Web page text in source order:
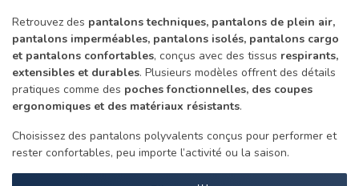
Retrouvez des pantalons techniques, pantalons de plein air,
pantalons imperméables, pantalons isolés, pantalons cargo
et pantalons confortables, conçus avec des tissus respirants,
extensibles et durables. Plusieurs modèles offrent des détails
pratiques comme des poches fonctionnelles, des coupes
ergonomiques et des matériaux résistants.
Choisissez des pantalons polyvalents conçus pour performer et
rester confortables, peu importe l’activité ou la saison.